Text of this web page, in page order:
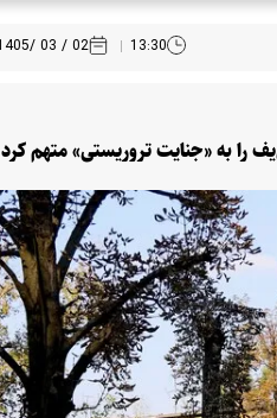
13:30
02 / 03 /1405
را به «جنایت تروریستی» متهم کرد